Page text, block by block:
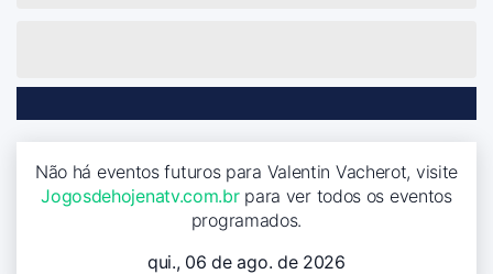
Não há eventos futuros para Valentin Vacherot, visite
Jogosdehojenatv.com.brpara ver todos os eventos
programados.
qui., 06 de ago. de 2026